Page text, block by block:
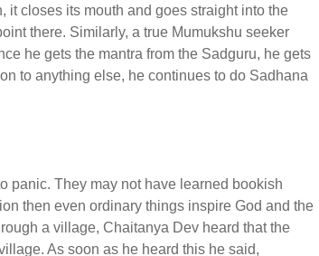
it closes its mouth and goes straight into the
there. Similarly, a true Mumukshu seeker
he gets the mantra from the Sadguru, he gets
to anything else, he continues to do Sadhana
panic. They may not have learned bookish
then even ordinary things inspire God and the
a village, Chaitanya Dev heard that the
As soon as he heard this he said,